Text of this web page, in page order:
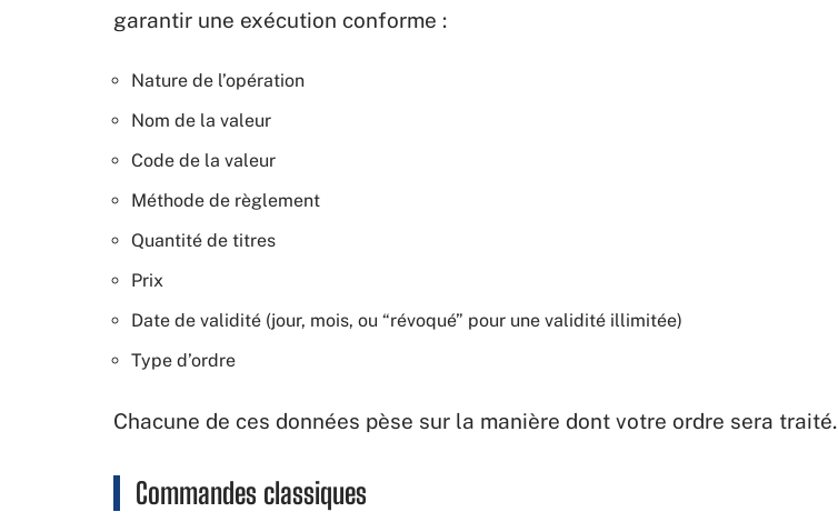
garantir une exécution conforme :
Nature de l’opération
Nom de la valeur
Code de la valeur
Méthode de règlement
Quantité de titres
Prix
Date de validité (jour, mois, ou “révoqué” pour une validité illimitée)
Type d’ordre
Chacune de ces données pèse sur la manière dont votre ordre sera traité.
Commandes classiques